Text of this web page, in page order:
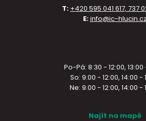
T: +420 595 041 617, 737
E:info@ic-hlucin.cz
Po-Pá: 8:30 - 12:00, 13:00
So: 9:00 - 12:00, 14:00 -
Ne: 9:00 - 12:00, 14:00 -
Najít na mapě